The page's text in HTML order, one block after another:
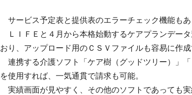
サービス予定表と提供表のエラーチェック機能もあ
ＬＩＦＥと４月から本格始動するケアプランデー
おり、アップロード用のＣＳＶファイルも容易に作成
連携する介護ソフト「ケア樹（グッドツリー）」「
を使用すれば、一気通貫で請求も可能。
実績画面が見やすく、その他のソフトであっても実